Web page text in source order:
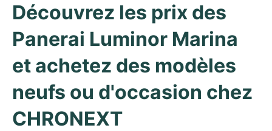
Découvrez les prix des
Panerai Luminor Marina
et achetez des modèles
neufs ou d'occasion chez
CHRONEXT